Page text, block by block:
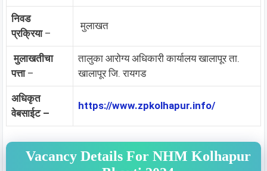
निवड
प्रक्रिया–
मुलाखत
मुलाखतीचा
पत्ता–
तालुका आरोग्य अधिकारी कार्यालय खालापूर ता.
खालापूर जि. रायगड
अधिकृत
वेबसाईट –
https://www.zpkolhapur.info/
Vacancy Details For NHM Kolhapur